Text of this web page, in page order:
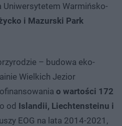
Warmińsko-
i Mazurski Park
– budowa eko-
Wielkich Jezior
o wartości 172
od Islandii, Liechtensteinu i
EOG na lata 2014-2021,